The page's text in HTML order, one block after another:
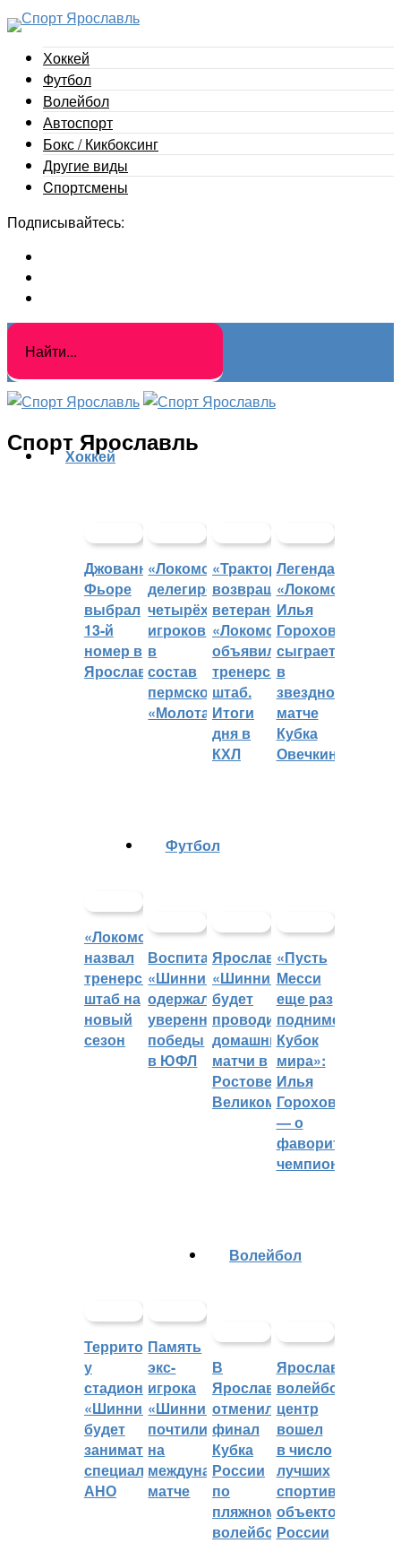
Хоккей
Футбол
Волейбол
Автоспорт
Бокс / Кикбоксинг
Другие виды
Cпортсмены
Подписывайтесь:
Спорт Ярославль
Хоккей
Джованни
Фьоре
выбрал
13-й
номер в
Ярославле
«Локомотив»
делегировал
четырёх
игроков
в
состав
пермского
«Молота»
«Трактор»
возвращает
ветеранов,
«Локомотив»
объявил
тренерский
штаб.
Итоги
дня в
КХЛ
Легенда
«Локомотива»
Илья
Горохов
сыграет
в
звездном
матче
Кубка
Овечкина
«Локомотив»
назвал
тренерский
штаб на
новый
сезон
Футбол
Воспитанники
«Шинника»
одержали
уверенные
победы
в ЮФЛ
Ярославский
«Шинник»
будет
проводить
домашние
матчи в
Ростове
Великом
«Пусть
Месси
еще раз
поднимет
Кубок
мира»:
Илья
Горохов
— о
фаворитах
чемпионата
Территорией
у
стадиона
«Шинник»
будет
заниматься
специальное
АНО
Память
экс-
игрока
«Шинника»
почтили
на
международном
матче
Волейбол
В
Ярославле
отменили
финал
Кубка
России
по
пляжному
волейболу
Ярославский
волейбольный
центр
вошел
в число
лучших
спортивных
объектов
России